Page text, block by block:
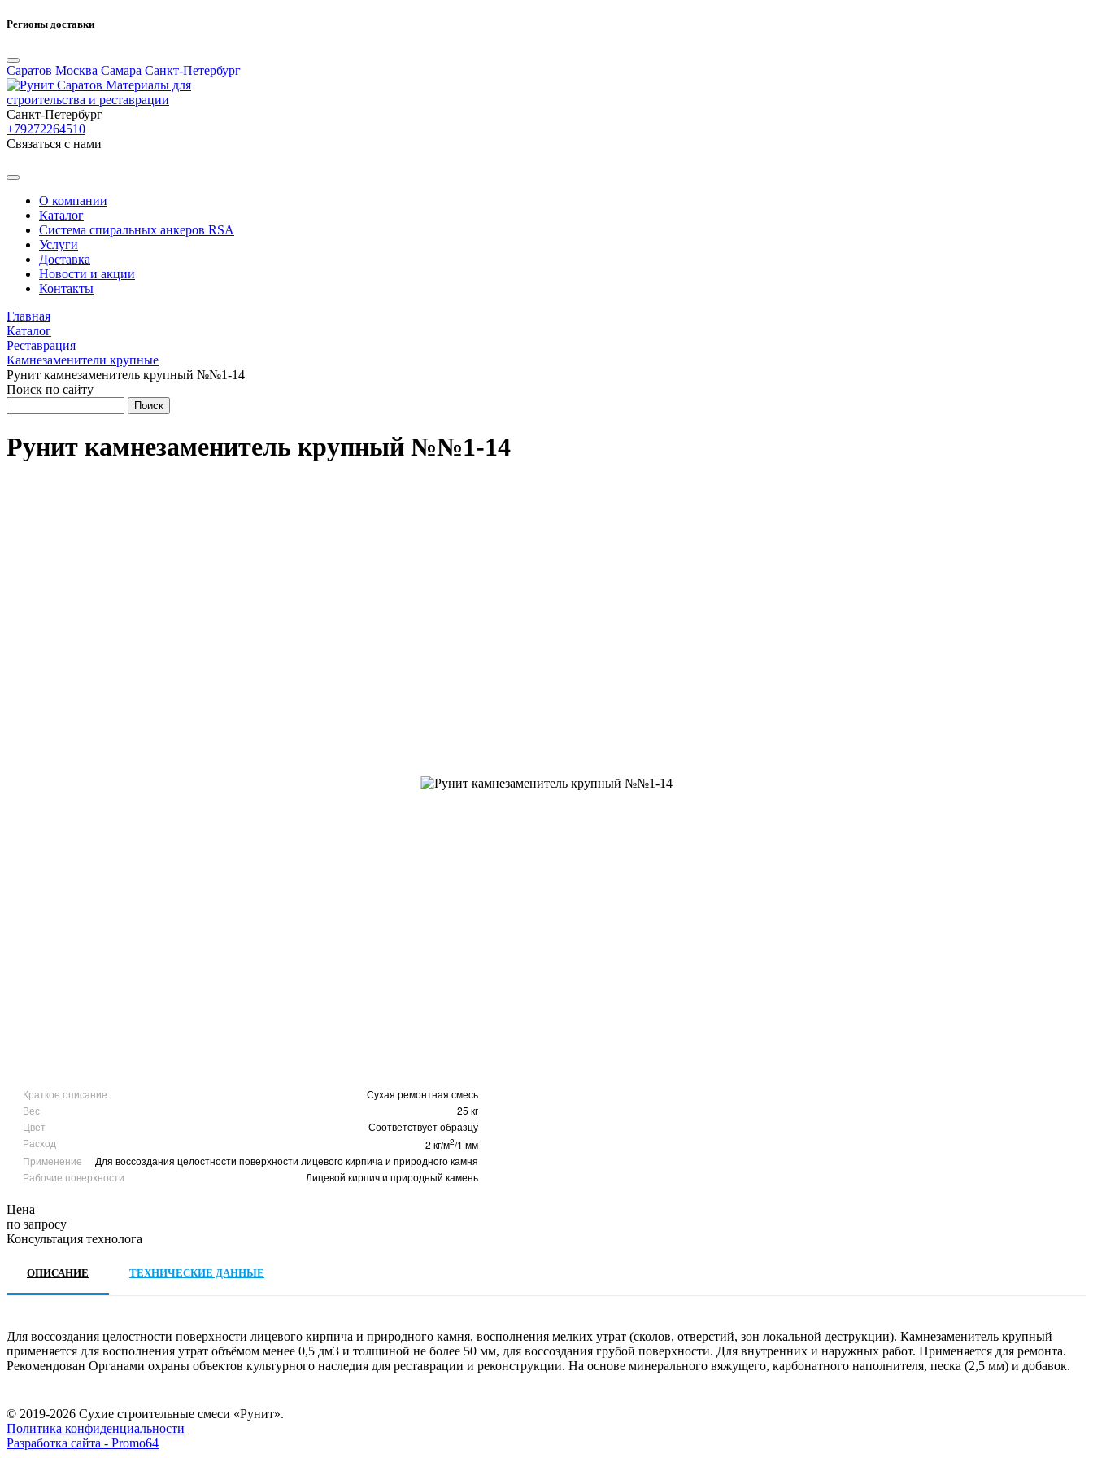
Регионы доставки
Саратов Москва Самара Санкт-Петербург
Материалы для
строительства и реставрации
Санкт-Петербург
+79272264510
Cвязаться с нами
О компании
Каталог
Система спиральных анкеров RSA
Услуги
Доставка
Новости и акции
Контакты
Главная
Каталог
Реставрация
Камнезаменители крупные
Рунит камнезаменитель крупный №№1-14
Поиск по сайту
Рунит камнезаменитель крупный №№1-14
Краткое описание
Сухая ремонтная смесь
Вес
25 кг
Цвет
Соответствует образцу
Расход
2 кг/м2/1 мм
Применение
Для воссоздания целостности поверхности лицевого кирпича и природного камня
Рабочие поверхности
Лицевой кирпич и природный камень
Цена
по запросу
Консультация технолога
ОПИСАНИЕ ТЕХНИЧЕСКИЕ ДАННЫЕ
Для воссоздания целостности поверхности лицевого кирпича и природного камня, восполнения мелких утрат (сколов, отверстий, зон локальной деструкции). Камнезаменитель крупный
применяется для восполнения утрат объёмом менее 0,5 дм3 и толщиной не более 50 мм, для воссоздания грубой поверхности. Для внутренних и наружных работ. Применяется для ремонта.
Рекомендован Органами охраны объектов культурного наследия для реставрации и реконструкции. На основе минерального вяжущего, карбонатного наполнителя, песка (2,5 мм) и добавок.
© 2019-2026 Сухие строительные смеси «Рунит».
Политика конфиденциальности
Разработка сайта - Promo64